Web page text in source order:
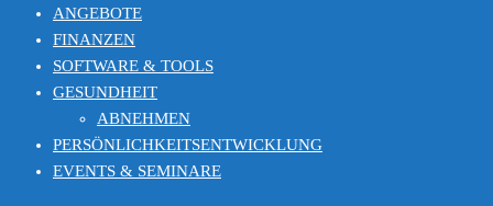
ANGEBOTE
FINANZEN
SOFTWARE & TOOLS
GESUNDHEIT
ABNEHMEN
PERSÖNLICHKEITSENTWICKLUNG
EVENTS & SEMINARE